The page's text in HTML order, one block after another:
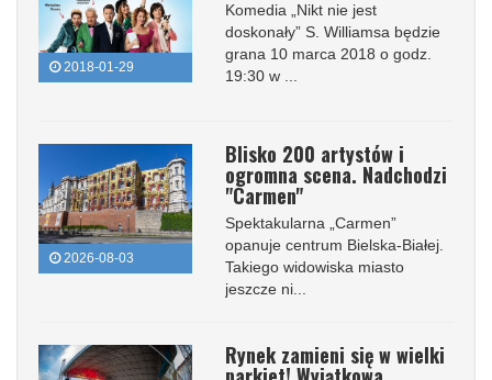
2018-01-29
Komedia „Nikt nie jest
doskonały” S. Williamsa będzie
grana 10 marca 2018 o godz.
19:30 w ...
2026-08-03
Blisko 200 artystów i
ogromna scena. Nadchodzi
"Carmen"
Spektakularna „Carmen”
opanuje centrum Bielska-Białej.
Takiego widowiska miasto
jeszcze ni...
Rynek zamieni się w wielki